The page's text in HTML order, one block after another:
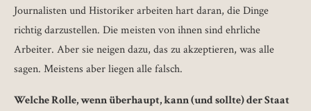
Journalisten und Historiker arbeiten hart daran, die Dinge
richtig darzustellen. Die meisten von ihnen sind ehrliche
Arbeiter. Aber sie neigen dazu, das zu akzeptieren, was alle
sagen. Meistens aber liegen alle falsch.
Welche Rolle, wenn überhaupt, kann (und sollte) der Staat